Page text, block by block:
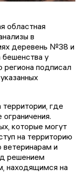
областная
в
деревень №38 и
у
региона подписал
территории, где
которые могут
на территорию
ветеринарам и
решением
находящимся на